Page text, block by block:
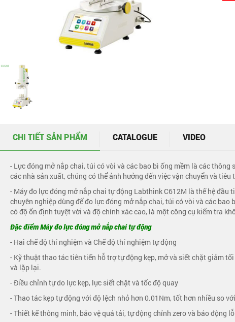
CHI TIẾT SẢN PHẨM CATALOGUE VIDEO
- Lực đóng mở nắp chai, túi có vòi và các bao bì ống mềm là các
các nhà sản xuất, chúng có thể ảnh hưởng đến việc vận chuyển và tiêu
- Máy đo lực đóng mở nắp chai tự động Labthink C612M là thế hệ
chuyên nghiệp dùng để đo lực đóng mở nắp chai, túi có vòi và các
có độ ổn định tuyệt vời và độ chính xác cao, là một công cụ kiểm tra
Đặc điểm Máy đo lực đóng mở nắp chai tự động
- Hai chế độ thí nghiệm và Chế độ thí nghiệm tự động
- Kỹ thuật thao tác tiên tiến hỗ trợ tự động kẹp, mở và siết chặt giảm
và lặp lại.
- Điều chỉnh tự do lực kẹp, lực siết chặt và tốc độ quay
- Thao tác kẹp tự động với độ lệch nhỏ hơn 0.01Nm, tốt hơn nhiều so
- Thiết kế thông minh, bảo vệ quá tải, tự động chỉnh zero và báo động